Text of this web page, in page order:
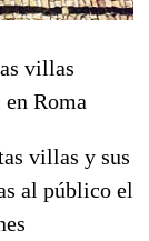
villas
Roma
villas y sus
al público el